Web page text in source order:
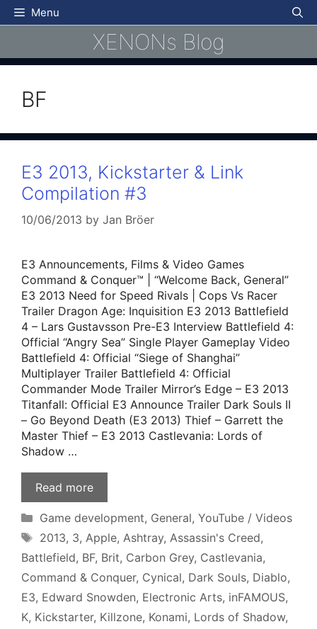
Skip
to
Menu
XENONs Blog
BF
E3 2013, Kickstarter & Link
Compilation #3
10/06/2013 by Jan Bröer
E3 Announcements, Films & Video Games
Command & Conquer™ | “Welcome Back, General”
E3 2013 Need for Speed Rivals | Cops Vs Racer
Trailer Dragon Age: Inquisition E3 2013 Battlefield
4 – Lars Gustavsson Pre-E3 Interview Battlefield 4:
Official “Angry Sea” Single Player Gameplay Video
Battlefield 4: Official “Siege of Shanghai”
Multiplayer Trailer Battlefield 4: Official
Commander Mode Trailer Mirror’s Edge – E3 2013
Titanfall: Official E3 Announce Trailer Dark Souls II
– Go Beyond Death (E3 2013) Thief – Garrett the
Master Thief – E3 2013 Castlevania: Lords of
Shadow …
Read more
Categories
Game development, General, YouTube / Videos
Tags
2013, 3, Apple, Ashtray, Assassin's Creed,
Battlefield, BF, Brit, Carbon Grey, Castlevania,
Command & Conquer, Cynical, Dark Souls, Diablo,
E3, Edward Snowden, Electronic Arts, inFAMOUS,
K, Kickstarter, Killzone, Konami, Lords of Shadow,